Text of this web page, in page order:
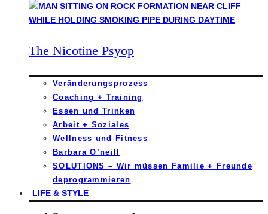
The Nicotine Psyop
Veränderungsprozess
Coaching + Training
Essen und Trinken
Arbeit + Soziales
Wellness und Fitness
Barbara O’neill
SOLUTIONS – Wir müssen Familie + Freunde
deprogrammieren
LIFE & STYLE